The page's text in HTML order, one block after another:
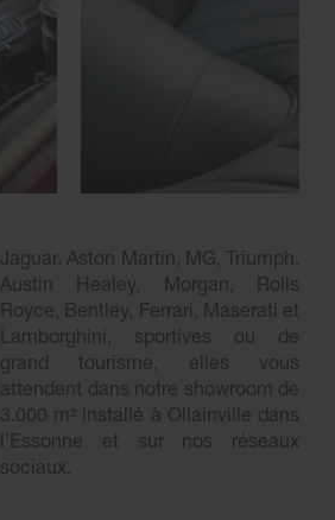
Jaguar, Aston Martin, MG, Triumph,
Austin Healey, Morgan, Rolls
Royce, Bentley, Ferrari, Maserati et
Lamborghini, sportives ou de
grand tourisme, elles vous
attendent dans notre showroom de
3.000 m² installé à Ollainville dans
l’Essonne et sur nos réseaux
sociaux.